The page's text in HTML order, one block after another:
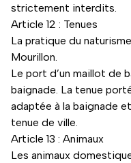
strictement interdits.
Article 12 : Tenues
La pratique du
Mourillon.
Le port d’un maillot de
baignade. La tenue
adaptée à la baignade
tenue de ville.
Article 13 : Animaux
Les animaux